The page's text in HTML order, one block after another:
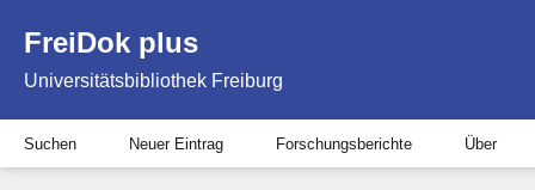
FreiDok plus
Universitätsbibliothek Freiburg
Suchen Neuer Eintrag Forschungsberichte Über